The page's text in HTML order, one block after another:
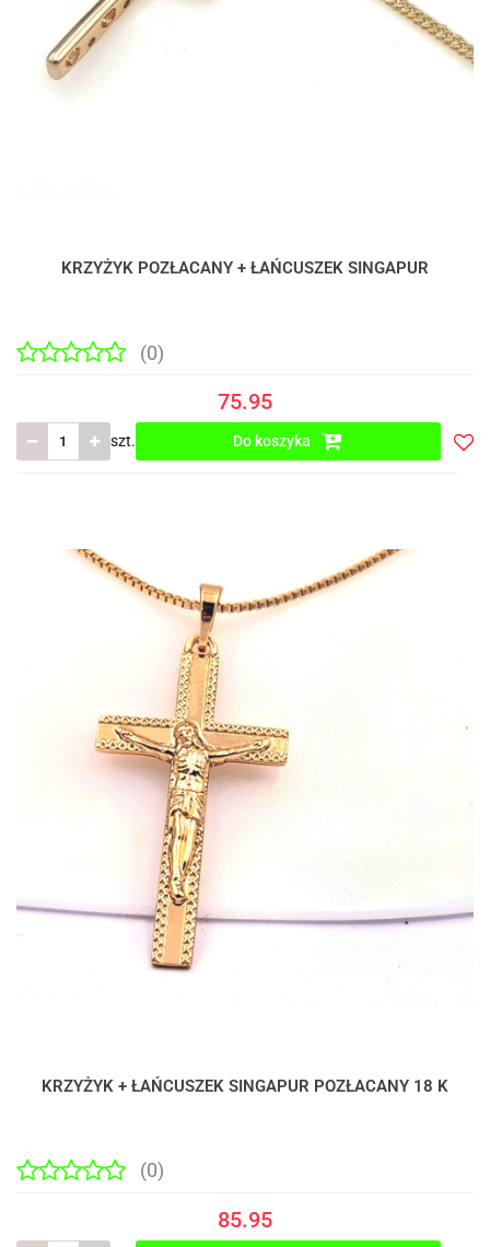
KRZYŻYK POZŁACANY + ŁAŃCUSZEK SINGAPUR
(0)
75.95
szt. Do koszyka
KRZYŻYK + ŁAŃCUSZEK SINGAPUR POZŁACANY 18 K
(0)
85.95